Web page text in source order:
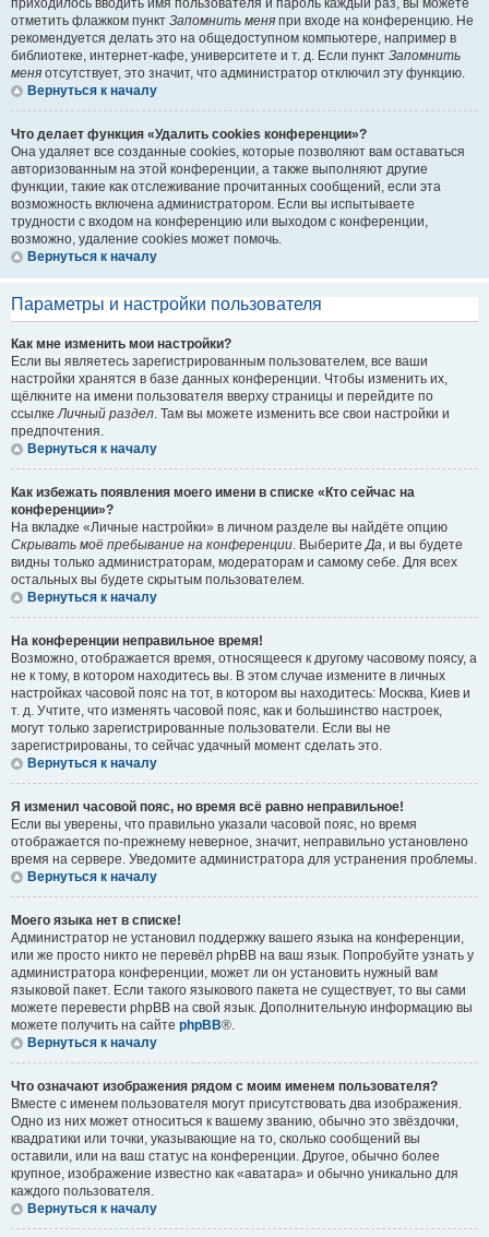
приходилось вводить имя пользователя и пароль каждый раз, вы можете
отметить флажком пункт Запомнить меня при входе на конференцию. Не
рекомендуется делать это на общедоступном компьютере, например в
библиотеке, интернет-кафе, университете и т. д. Если пункт Запомнить
меня отсутствует, это значит, что администратор отключил эту функцию.
Вернуться к началу
Что делает функция «Удалить cookies конференции»?
Она удаляет все созданные cookies, которые позволяют вам оставаться
авторизованным на этой конференции, а также выполняют другие
функции, такие как отслеживание прочитанных сообщений, если эта
возможность включена администратором. Если вы испытываете
трудности с входом на конференцию или выходом с конференции,
возможно, удаление cookies может помочь.
Вернуться к началу
Параметры и настройки пользователя
Как мне изменить мои настройки?
Если вы являетесь зарегистрированным пользователем, все ваши
настройки хранятся в базе данных конференции. Чтобы изменить их,
щёлкните на имени пользователя вверху страницы и перейдите по
ссылкеЛичный раздел. Там вы можете изменить все свои настройки и
предпочтения.
Вернуться к началу
Как избежать появления моего имени в списке «Кто сейчас на
конференции»?
На вкладке «Личные настройки» в личном разделе вы найдёте опцию
Скрывать моё пребывание на конференции. ВыберитеДа, и вы будете
видны только администраторам, модераторам и самому себе. Для всех
остальных вы будете скрытым пользователем.
Вернуться к началу
На конференции неправильное время!
Возможно, отображается время, относящееся к другому часовому поясу, а
не к тому, в котором находитесь вы. В этом случае измените в личных
настройках часовой пояс на тот, в котором вы находитесь: Москва, Киев и
т. д. Учтите, что изменять часовой пояс, как и большинство настроек,
могут только зарегистрированные пользователи. Если вы не
зарегистрированы, то сейчас удачный момент сделать это.
Вернуться к началу
Я изменил часовой пояс, но время всё равно неправильное!
Если вы уверены, что правильно указали часовой пояс, но время
отображается по-прежнему неверное, значит, неправильно установлено
время на сервере. Уведомите администратора для устранения проблемы.
Вернуться к началу
Моего языка нет в списке!
Администратор не установил поддержку вашего языка на конференции,
или же просто никто не перевёл phpBB на ваш язык. Попробуйте узнать у
администратора конференции, может ли он установить нужный вам
языковой пакет. Если такого языкового пакета не существует, то вы сами
можете перевести phpBB на свой язык. Дополнительную информацию вы
можете получить на сайте phpBB®.
Вернуться к началу
Что означают изображения рядом с моим именем пользователя?
Вместе с именем пользователя могут присутствовать два изображения.
Одно из них может относиться к вашему званию, обычно это звёздочки,
квадратики или точки, указывающие на то, сколько сообщений вы
оставили, или на ваш статус на конференции. Другое, обычно более
крупное, изображение известно как «аватара» и обычно уникально для
каждого пользователя.
Вернуться к началу